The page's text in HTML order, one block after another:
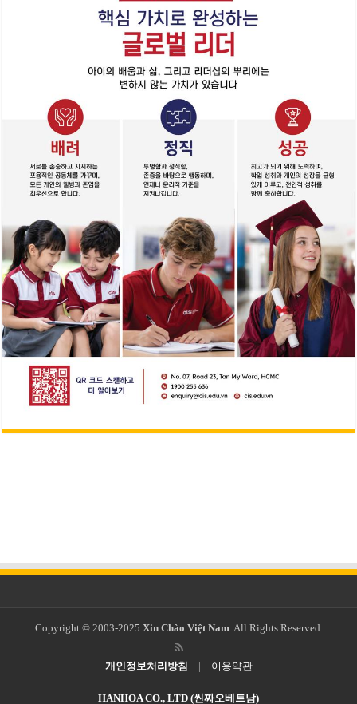
Copyright © 2003-2025 Xin Chào Việt Nam. All Rights Reserved.
개인정보처리방침 | 이용약관
HANHOA CO., LTD (씬짜오베트남)